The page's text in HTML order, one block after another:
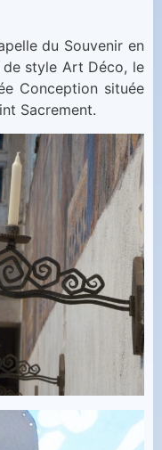
du Souvenir en
de style Art Déco, le
Conception située
Sacrement.